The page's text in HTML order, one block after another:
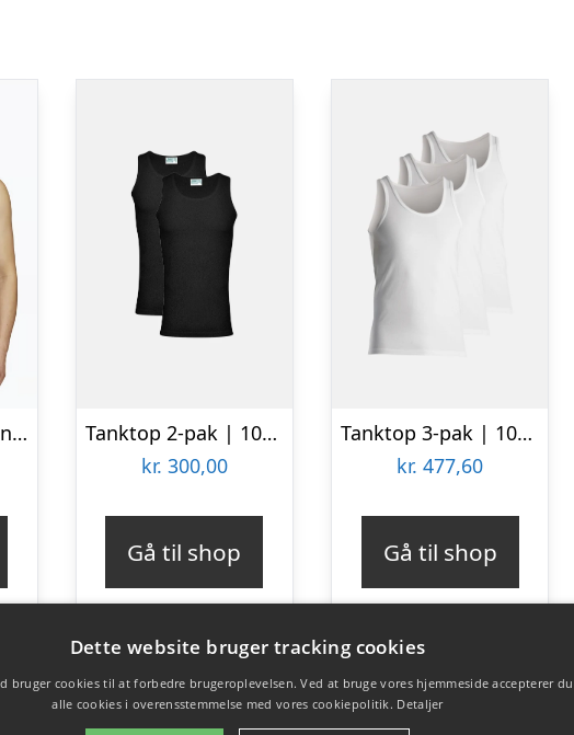
Train Essentials Tanktop
Tanktop 2-pak | 100 % økologisk bomuld | Sort
kr. 300,00
Gå til shop
Tanktop 3-pak | 100% økologisk bomuld | Hvid
kr. 477,60
Gå til shop
Dette website bruger tracking cookies
bruger cookies til at forbedre brugeroplevelsen. Ved at bruge vores hjemmeside accepterer du
alle cookies i overensstemmelse med vores cookiepolitik. Detaljer